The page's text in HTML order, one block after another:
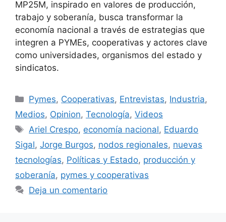
MP25M, inspirado en valores de producción,
trabajo y soberanía, busca transformar la
economía nacional a través de estrategias que
integren a PYMEs, cooperativas y actores clave
como universidades, organismos del estado y
sindicatos.
Pymes, Cooperativas, Entrevistas, Industria,
Medios, Opinion, Tecnología, Videos
Ariel Crespo, economía nacional, Eduardo
Sigal, Jorge Burgos, nodos regionales, nuevas
tecnologías, Políticas y Estado, producción y
soberanía, pymes y cooperativas
Deja un comentario